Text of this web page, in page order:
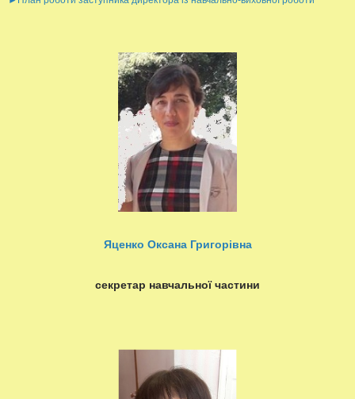
Яценко Оксана Григорівна
секретар навчальної частини